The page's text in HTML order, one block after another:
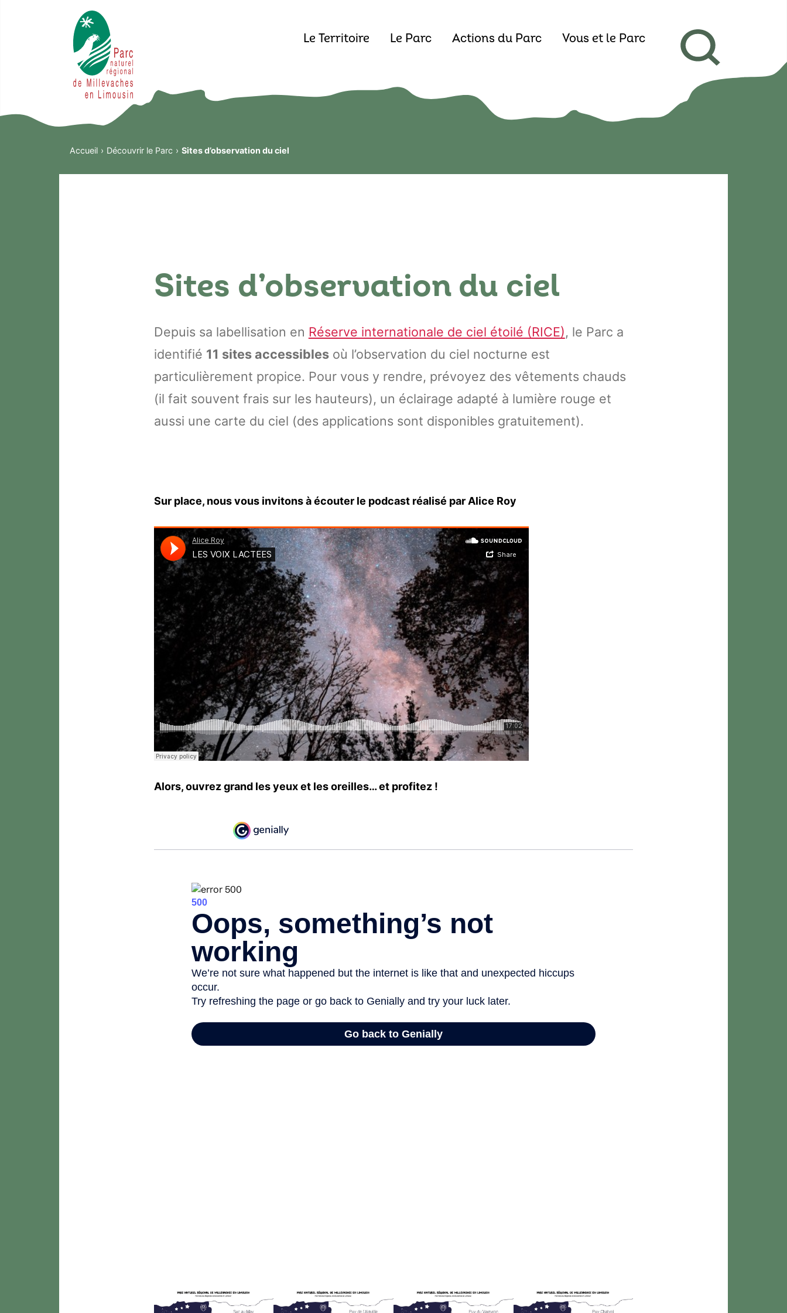
Le Territoire Le Parc Actions du Parc Vous et le Parc
Accueil Découvrir le Parc Sites d’observation du ciel
Sites d’observation du ciel
Depuis sa labellisation en Réserve internationale de ciel étoilé (RICE), le Parc a
identifié 11 sites accessiblesoù l’observation du ciel nocturne est
particulièrement propice. Pour vous y rendre, prévoyez des vêtements chauds
(il fait souvent frais sur les hauteurs), un éclairage adapté à lumière rouge et
aussi une carte du ciel (des applications sont disponibles gratuitement).
Sur place, nous vous invitons à écouter le podcast réalisé par Alice Roy
Alors, ouvrez grand les yeux et les oreilles… et profitez !